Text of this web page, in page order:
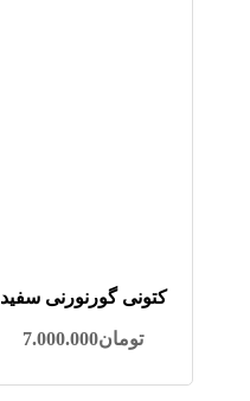
کتونی گورنورنی سفید
تومان7.000.000